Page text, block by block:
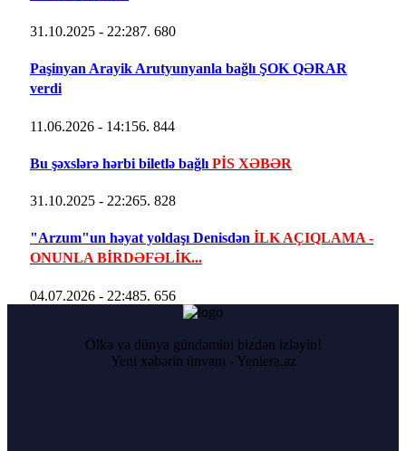
31.10.2025 - 22:287. 680
Paşinyan Arayik Arutyunyanla bağlı ŞOK QƏRAR
verdi
11.06.2026 - 14:156. 844
Bu şəxslərə hərbi biletlə bağlı PİS XƏBƏR
31.10.2025 - 22:265. 828
"Arzum"un həyat yoldaşı Denisdən İLK AÇIQLAMA -
ONUNLA BİRDƏFƏLİK...
04.07.2026 - 22:485. 656
Ölkə və dünya gündəmini bizdən izləyin!
Yeni xəbərin ünvanı - Yeniera.az